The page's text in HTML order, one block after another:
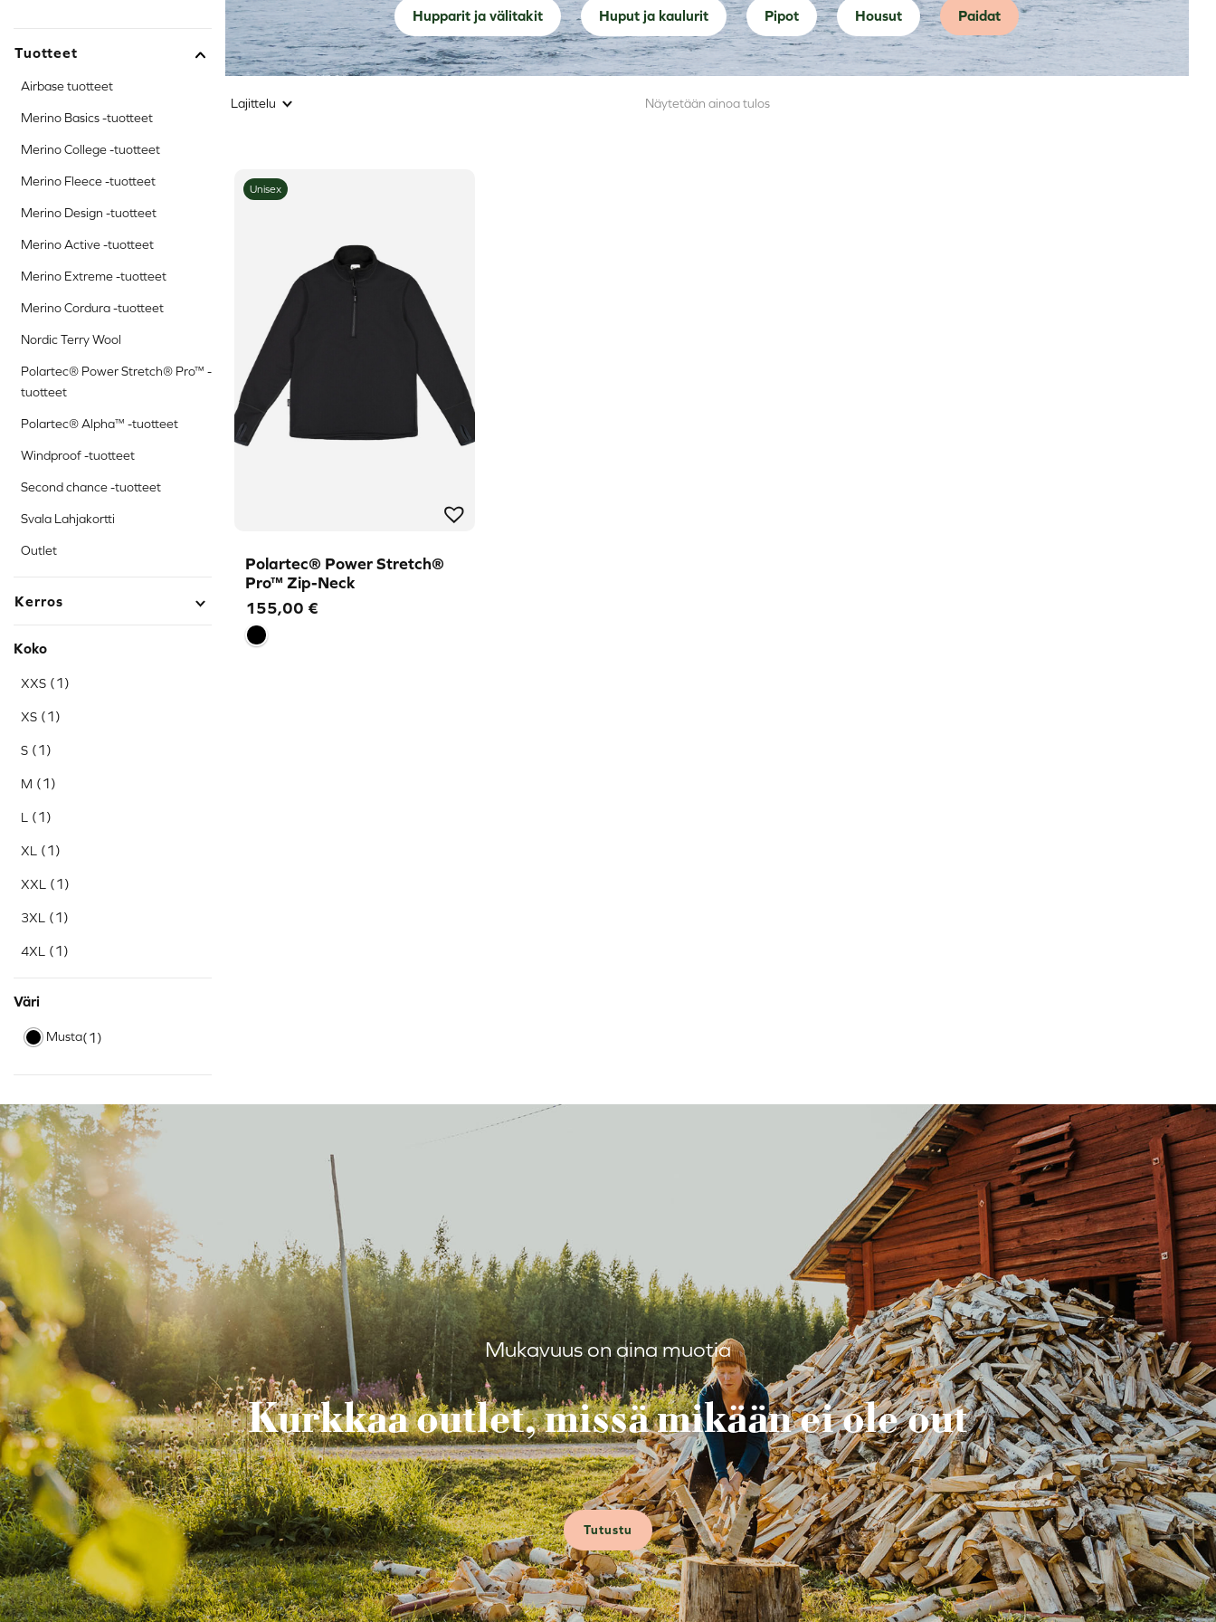
Tuotteet
Airbase tuotteet
Merino Basics -tuotteet
Merino College -tuotteet
Merino Fleece -tuotteet
Merino Design -tuotteet
Merino Active -tuotteet
Merino Extreme -tuotteet
Merino Cordura -tuotteet
Nordic Terry Wool
Polartec® Power Stretch® Pro™ -
tuotteet
Polartec® Alpha™ -tuotteet
Windproof -tuotteet
Second chance -tuotteet
Svala Lahjakortti
Outlet
Kerros
Koko
XXS (1)
XS (1)
S (1)
M (1)
L (1)
XL (1)
XXL (1)
3XL (1)
4XL (1)
Väri
Musta(1)
Hupparit ja välitakit Huput ja kaulurit Pipot Housut Paidat
Lajittelu Näytetään ainoa tulos
Unisex
Polartec® Power Stretch®
Pro™ Zip-Neck
155,00 €
Mukavuus on aina muotia
Kurkkaa outlet, missä mikään ei ole out
Tutustu